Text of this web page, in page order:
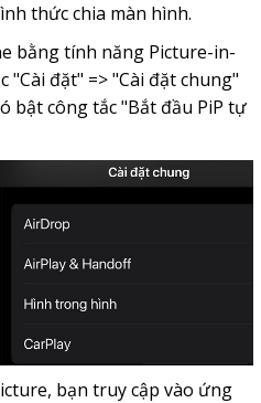
thức chia màn hình.
bằng tính năng Picture-in-
đặt" => "Cài đặt chung"
bật công tắc "Bắt đầu PiP tự
bạn truy cập vào ứng